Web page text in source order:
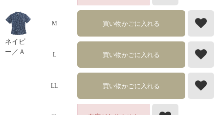
ネイビ
ー／Ａ
M 買い物かごに入れる
L 買い物かごに入れる
LL 買い物かごに入れる